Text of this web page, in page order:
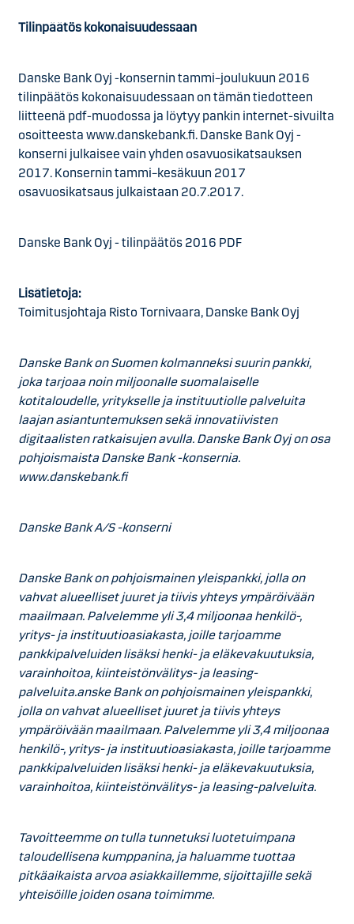
Tilinpäätös kokonaisuudessaan
Danske Bank Oyj -konsernin tammi–joulukuun 2016
tilinpäätös kokonaisuudessaan on tämän tiedotteen
liitteenä pdf-muodossa ja löytyy pankin internet-sivuilta
osoitteesta www.danskebank.fi. Danske Bank Oyj -
konserni julkaisee vain yhden osavuosikatsauksen
2017. Konsernin tammi–kesäkuun 2017
osavuosikatsaus julkaistaan 20.7.2017.
Danske Bank Oyj - tilinpäätös 2016 PDF
Lisätietoja:
Toimitusjohtaja Risto Tornivaara, Danske Bank Oyj
Danske Bank on Suomen kolmanneksi suurin pankki,
joka tarjoaa noin miljoonalle suomalaiselle
kotitaloudelle, yritykselle ja instituutiolle palveluita
laajan asiantuntemuksen sekä innovatiivisten
digitaalisten ratkaisujen avulla. Danske Bank Oyj on osa
pohjoismaista Danske Bank -konsernia.
www.danskebank.fi
Danske Bank A/S -konserni
Danske Bank on pohjoismainen yleispankki, jolla on
vahvat alueelliset juuret ja tiivis yhteys ympäröivään
maailmaan. Palvelemme yli 3,4 miljoonaa henkilö-,
yritys- ja instituutioasiakasta, joille tarjoamme
pankkipalveluiden lisäksi henki- ja eläkevakuutuksia,
varainhoitoa, kiinteistönvälitys- ja leasing-
palveluita.anske Bank on pohjoismainen yleispankki,
jolla on vahvat alueelliset juuret ja tiivis yhteys
ympäröivään maailmaan. Palvelemme yli 3,4 miljoonaa
henkilö-, yritys- ja instituutioasiakasta, joille tarjoamme
pankkipalveluiden lisäksi henki- ja eläkevakuutuksia,
varainhoitoa, kiinteistönvälitys- ja leasing-palveluita.
Tavoitteemme on tulla tunnetuksi luotetuimpana
taloudellisena kumppanina, ja haluamme tuottaa
pitkäaikaista arvoa asiakkaillemme, sijoittajille sekä
yhteisöille joiden osana toimimme.